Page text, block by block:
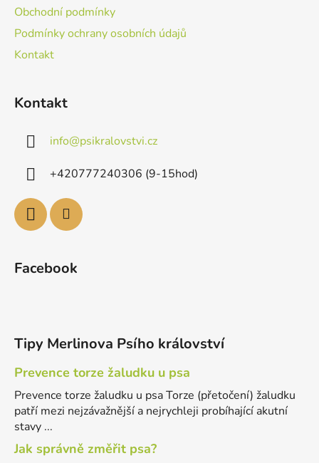
Obchodní podmínky
Podmínky ochrany osobních údajů
Kontakt
Kontakt
info@psikralovstvi.cz
+420777240306 (9-15hod)
Facebook
Tipy Merlinova Psího království
Prevence torze žaludku u psa
Prevence torze žaludku u psa Torze (přetočení) žaludku
patří mezi nejzávažnější a nejrychleji probíhající akutní
stavy ...
Jak správně změřit psa?